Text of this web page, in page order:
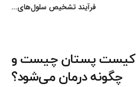
فرآیند تشخیص سلول‌های…
کیست پستان چیست و
چگونه درمان می‌شود؟